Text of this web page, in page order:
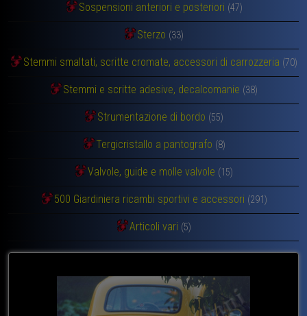
Sospensioni anteriori e posteriori (47)
Sterzo (33)
Stemmi smaltati, scritte cromate, accessori di carrozzeria (70)
Stemmi e scritte adesive, decalcomanie (38)
Strumentazione di bordo (55)
Tergicristallo a pantografo (8)
Valvole, guide e molle valvole (15)
500 Giardiniera ricambi sportivi e accessori (291)
Articoli vari (5)